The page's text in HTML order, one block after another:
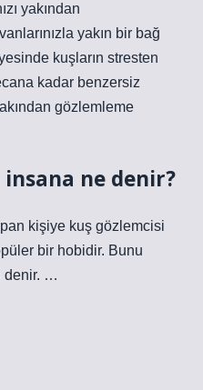
yakından
yakın bir bağ
kuşların stresten
kadar benzersiz
gözlemleme
insana ne denir?
kişiye kuş gözlemcisi
bir hobidir. Bunu
denir. …